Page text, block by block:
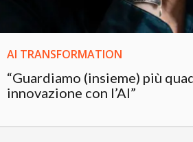
AI TRANSFORMATION
“Guardiamo (insieme) più
innovazione con l’AI”